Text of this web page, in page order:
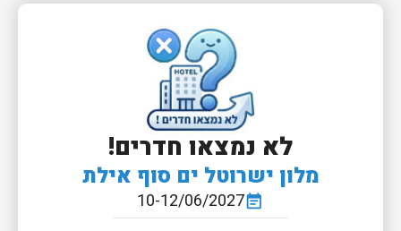
לא נמצאו חדרים!
מלון ישרוטל ים סוף אילת
event_note
10-12/06/2027